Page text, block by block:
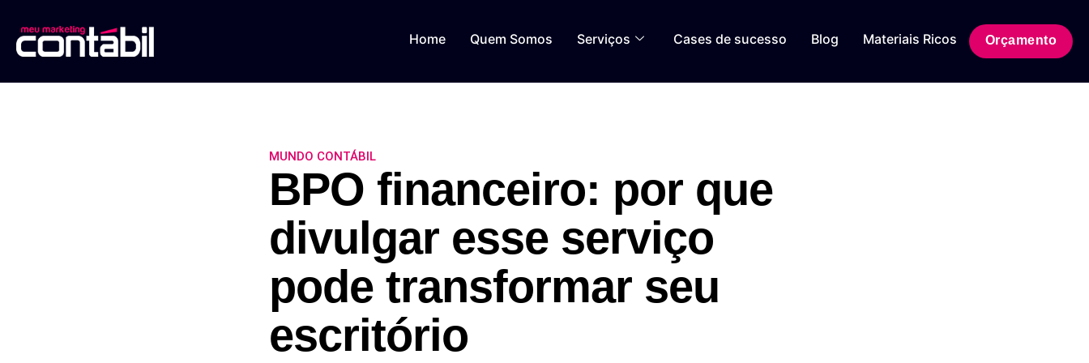
Home Quem Somos Serviços Cases de sucesso Blog Materiais Ricos Orçamento
MUNDO CONTÁBIL
BPO financeiro: por que
divulgar esse serviço
pode transformar seu
escritório